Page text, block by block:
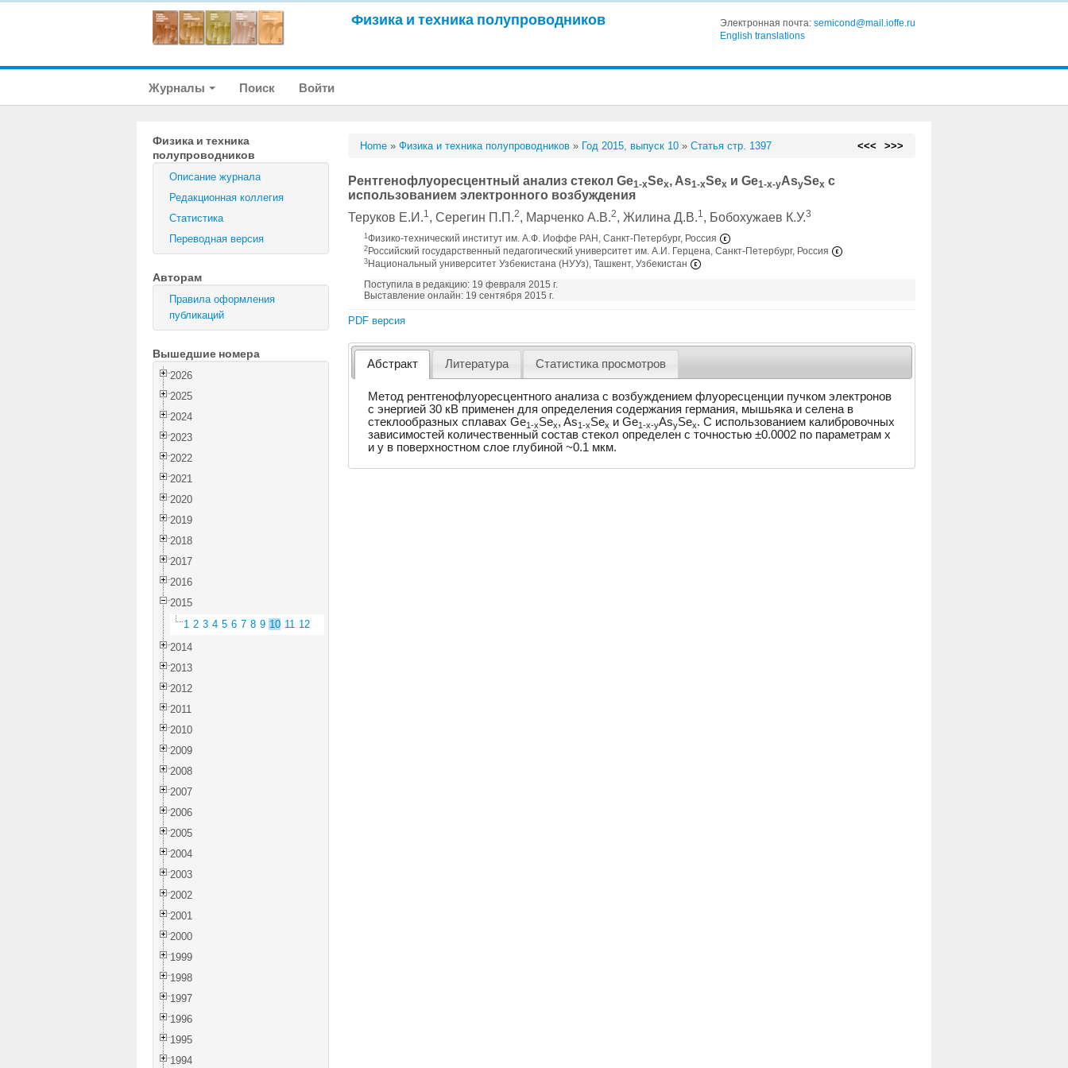
Физика и техника полупроводников Электронная почта: semicond@mail.ioffe.ru
English translations
Журналы Поиск Войти
Физика и техника
полупроводников
Описание журнала
Редакционная коллегия
Статистика
Переводная версия
Авторам
Правила оформления
публикаций
Вышедшие номера
2026
2025
2024
2023
2022
2021
2020
2019
2018
2017
2016
2015
1 2 3 4 5 6 7 8 9 10 11 12
2014
2013
2012
2011
2010
2009
2008
2007
2006
2005
2004
2003
2002
2001
2000
1999
1998
1997
1996
1995
1994
Home »Физика и техника полупроводников » Год 2015, выпуск 10 »Статья стр. 1397 <<< >>>
Рентгенофлуоресцентный анализ стекол Ge1-xSex, As1-xSex и Ge1-x-yAsySex с
использованием электронного возбуждения
Теруков Е.И.1, Серегин П.П.2, Марченко А.В.2, Жилина Д.В.1, Бобохужаев К.У.3
1Физико-технический институт им. А.Ф. Иоффе РАН, Санкт-Петербург, Россия
2 Российский государственный педагогический университет им. А.И. Герцена, Санкт-Петербург, Россия
3 Национальный университет Узбекистана (НУУз), Ташкент, Узбекистан
Поступила в редакцию: 19 февраля 2015 г.
Выставление онлайн: 19 сентября 2015 г.
PDF версия
Абстракт Литература Статистика просмотров
Метод рентгенофлуоресцентного анализа с возбуждением флуоресценции пучком электронов
с энергией 30 кВ применен для определения содержания германия, мышьяка и селена в
стеклообразных сплавах Ge1-xSex, As1-xSex и Ge1-x-yAsySex. С использованием калибровочных
зависимостей количественный состав стекол определен с точностью ±0.0002 по параметрам x
и y в поверхностном слое глубиной ~0.1 мкм.